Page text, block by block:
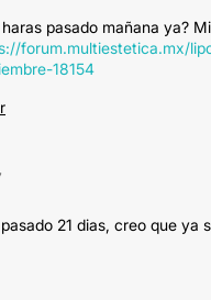
pasado mañana ya?
forum.multiestetica.mx/
18154
21 dias, creo que ya